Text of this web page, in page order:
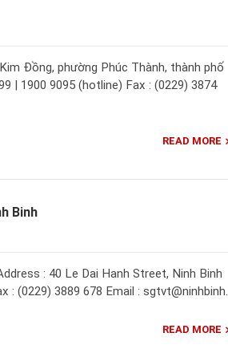
Đồng, phường Phúc Thành, thành phố
| 1900 9095 (hotline) Fax : (0229) 3874
READ MORE
Binh
: 40 Le Dai Hanh Street, Ninh Binh
: (0229) 3889 678 Email : sgtvt@ninhbinh.
READ MORE